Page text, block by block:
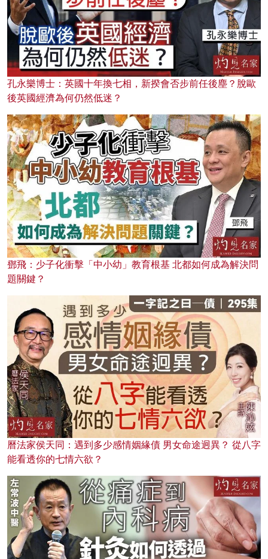
孔永樂博士：英國十年換七相，新揆會否步前任後塵？脫歐
後英國經濟為何仍然低迷？
鄧飛：少子化衝擊「中小幼」教育根基 北都如何成為解決問
題關鍵？
曆法家侯天同：遇到多少感情姻緣債 男女命途迥異？ 從八字
能看透你的七情六欲？